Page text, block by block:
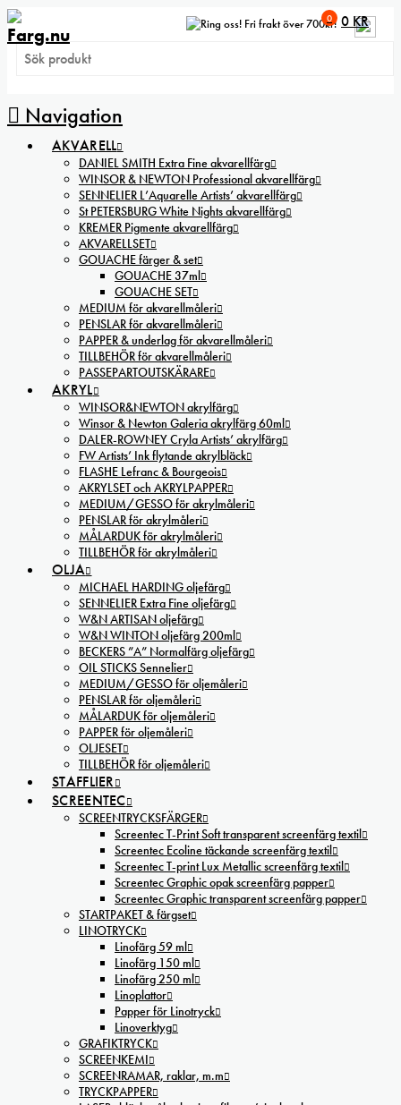
Fri frakt över 700kr!
Navigation
0 0 KR
AKVARELL
DANIEL SMITH Extra Fine akvarellfärg
WINSOR & NEWTON Professional akvarellfärg
SENNELIER L’Aquarelle Artists’ akvarellfärg
St PETERSBURG White Nights akvarellfärg
KREMER Pigmente akvarellfärg
AKVARELLSET
GOUACHE färger & set
GOUACHE 37ml
GOUACHE SET
MEDIUM för akvarellmåleri
PENSLAR för akvarellmåleri
PAPPER & underlag för akvarellmåleri
TILLBEHÖR för akvarellmåleri
PASSEPARTOUTSKÄRARE
AKRYL
WINSOR&NEWTON akrylfärg
Winsor & Newton Galeria akrylfärg 60ml
DALER-ROWNEY Cryla Artists’ akrylfärg
FW Artists’ Ink flytande akrylbläck
FLASHE Lefranc & Bourgeois
AKRYLSET och AKRYLPAPPER
MEDIUM/GESSO för akrylmåleri
PENSLAR för akrylmåleri
MÅLARDUK för akrylmåleri
TILLBEHÖR för akrylmåleri
OLJA
MICHAEL HARDING oljefärg
SENNELIER Extra Fine oljefärg
W&N ARTISAN oljefärg
W&N WINTON oljefärg 200ml
BECKERS ”A” Normalfärg oljefärg
OIL STICKS Sennelier
MEDIUM/GESSO för oljemåleri
PENSLAR för oljemåleri
MÅLARDUK för oljemåleri
PAPPER för oljemåleri
OLJESET
TILLBEHÖR för oljemåleri
STAFFLIER
SCREENTEC
SCREENTRYCKSFÄRGER
Screentec T-Print Soft transparent screenfärg textil
Screentec Ecoline täckande screenfärg textil
Screentec T-print Lux Metallic screenfärg textil
Screentec Graphic opak screenfärg papper
Screentec Graphic transparent screenfärg papper
STARTPAKET & färgset
LINOTRYCK
Linofärg 59 ml
Linofärg 150 ml
Linofärg 250 ml
Linoplattor
Papper för Linotryck
Linoverktyg
GRAFIKTRYCK
SCREENKEMI
SCREENRAMAR, raklar, m.m
TRYCKPAPPER